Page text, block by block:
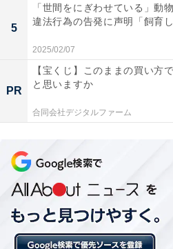
5
「世間をにぎわせている」動
違法行為の告発に声明「飼育
2025/02/07
PR
【宝くじ】このままの買い方
と思いますか
合同会社デジタルファーム